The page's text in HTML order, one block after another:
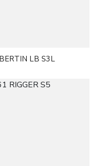
LB S3L